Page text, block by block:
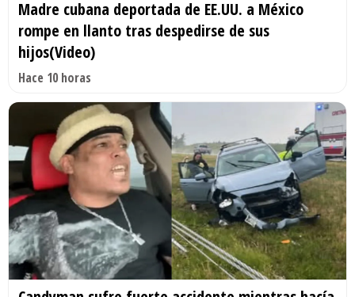
Madre cubana deportada de EE.UU. a México
rompe en llanto tras despedirse de sus
hijos(Video)
Hace 10 horas